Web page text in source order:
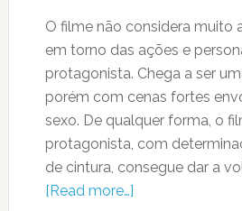
O filme não considera muito
em torno das ações e
protagonista. Chega a ser
porém com cenas fortes
sexo. De qualquer forma, o
protagonista, com
de cintura, consegue dar a
[Read more…]